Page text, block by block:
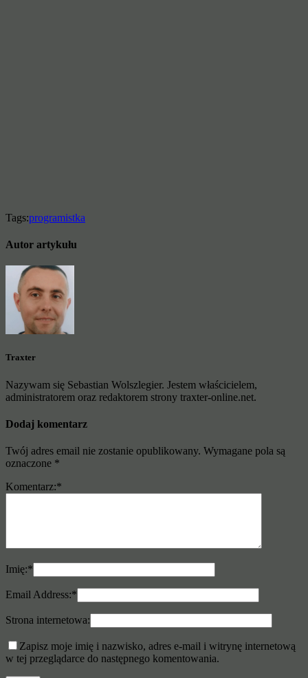
Tags:programistka
Autor artykułu
Traxter
Nazywam się Sebastian Wolszlegier. Jestem właścicielem,
administratorem oraz redaktorem strony traxter-online.net.
Dodaj komentarz
Twój adres email nie zostanie opublikowany. Wymagane pola są
oznaczone *
Komentarz:*
Imię:*
Email Address:*
Strona internetowa:
Zapisz moje imię i nazwisko, adres e-mail i witrynę internetową
w tej przeglądarce do następnego komentowania.